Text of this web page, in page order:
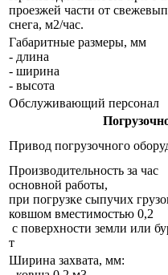
проезжей части от
снега, м2/час.
Габаритные размеры, мм
- длина
- ширина
- высота
Обслуживающий персонал
Привод погрузочного
Производительность за час
основной работы,
при погрузке сыпучих
ковшом вместимостью 0,2
с поверхности земли или
т
Ширина захвата, мм: